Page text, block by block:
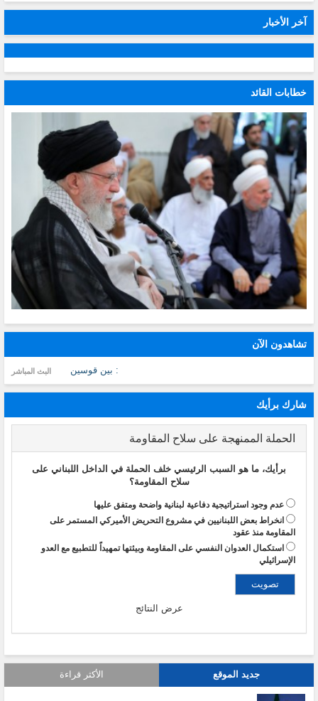
آخر الأخبار
خطابات القائد
تشاهدون الآن
: بين قوسين البث المباشر
شارك برأيك
الحملة الممنهجة على سلاح المقاومة
برأيك، ما هو السبب الرئيسي خلف الحملة في الداخل اللبناني على
سلاح المقاومة؟
عدم وجود استراتيجية دفاعية لبنانية واضحة ومتفق عليها
انخراط بعض اللبنانيين في مشروع التحريض الأميركي المستمر على
المقاومة منذ عقود
استكمال العدوان النفسي على المقاومة وبيئتها تمهيداً للتطبيع مع العدو
الإسرائيلي
عرض النتائج
جديد الموقع الأكثر قراءة